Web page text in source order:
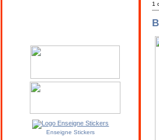
Enseigne Stickers
1